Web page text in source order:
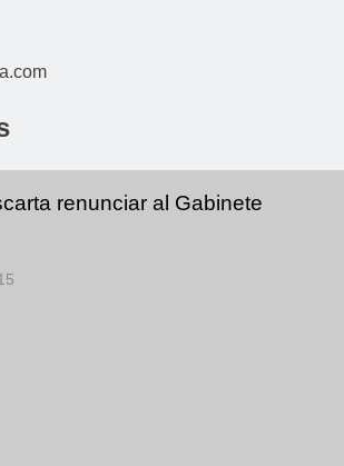
renunciar al Gabinete